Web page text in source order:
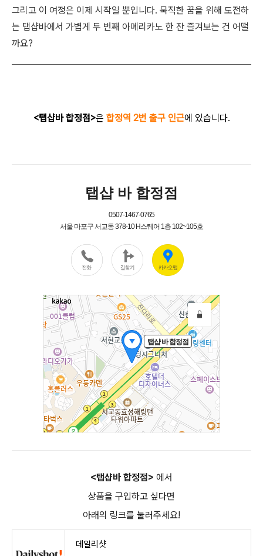
그리고 이 여정은 이제 시작일 뿐입니다. 묵직한 꿈을 위해 도전하
는 탭샵바에서 가볍게 두 번째 아메리카노 한 잔 즐겨보는 건 어떨
까요?
<탭샵바 합정점>은 합정역 2번 출구 인근에 있습니다.
<탭샵바 합정점> 에서
상품을 구입하고 싶다면
아래의 링크를 눌러주세요!
데일리샷